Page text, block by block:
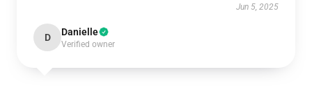
Jun 5, 2025
D Danielle
Verified owner